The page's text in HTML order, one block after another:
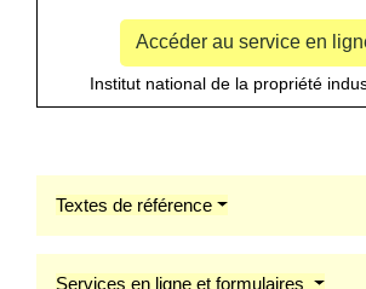
Accéder au service en
Institut national de la propriété
Textes de référence
Services en ligne et formulaires